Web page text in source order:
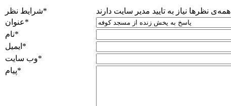
شرایط نظر*
همه‌ی نظرها نیاز به تایید مدیر سایت دارند
عنوان*
نام*
ایمیل *
وب سایت*
پیام*